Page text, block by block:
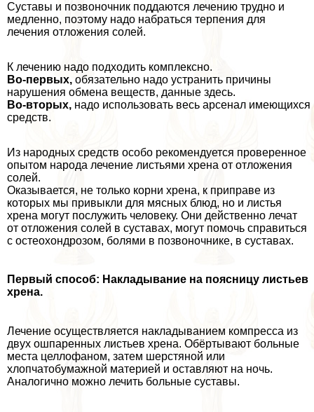
Суставы и позвоночник поддаются лечению трудно и
медленно, поэтому надо набраться терпения для
лечения отложения солей.
К лечению надо подходить комплексно.
Во-первых, обязательно надо устранить причины
нарушения обмена веществ, данные здесь.
Во-вторых, надо использовать весь арсенал имеющихся
средств.
Из народных средств особо рекомендуется проверенное
опытом народа лечение листьями хрена от отложения
солей.
Оказывается, не только корни хрена, к приправе из
которых мы привыкли для мясных блюд, но и листья
хрена могут послужить человеку. Они действенно лечат
от отложения солей в суставах, могут помочь справиться
с остеохондрозом, болями в позвоночнике, в суставах.
Первый способ: Накладывание на поясницу листьев
хрена.
Лечение осуществляется накладыванием компресса из
двух ошпаренных листьев хрена. Обёртывают больные
места целлофаном, затем шерстяной или
хлопчатобумажной материей и оставляют на ночь.
Аналогично можно лечить больные суставы.